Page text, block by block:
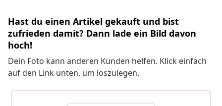
Hast du einen Artikel gekauft und bist
zufrieden damit? Dann lade ein Bild davon
hoch!
Dein Foto kann anderen Kunden helfen. Klick einfach
auf den Link unten, um loszulegen.